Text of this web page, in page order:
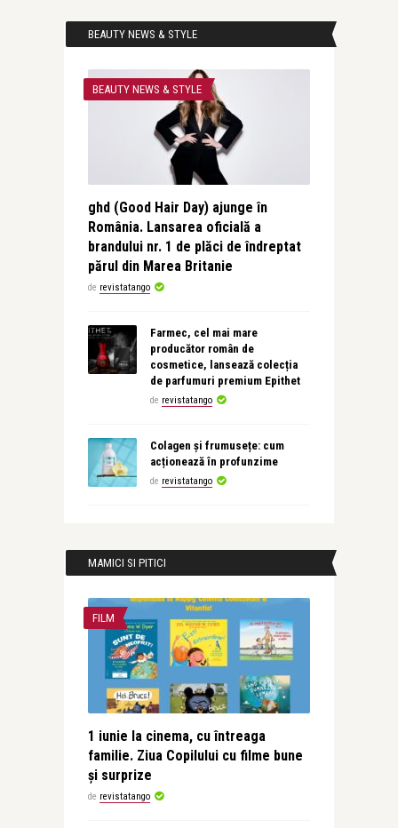
BEAUTY NEWS & STYLE
BEAUTY NEWS & STYLE
ghd (Good Hair Day) ajunge în
România. Lansarea oficială a
brandului nr. 1 de plăci de îndreptat
părul din Marea Britanie
de revistatango
Farmec, cel mai mare
producător român de
cosmetice, lansează colecția
de parfumuri premium Epithet
de revistatango
Colagen și frumusețe: cum
acționează în profunzime
de revistatango
MAMICI SI PITICI
FILM
1 iunie la cinema, cu întreaga
familie. Ziua Copilului cu filme bune
și surprize
de revistatango